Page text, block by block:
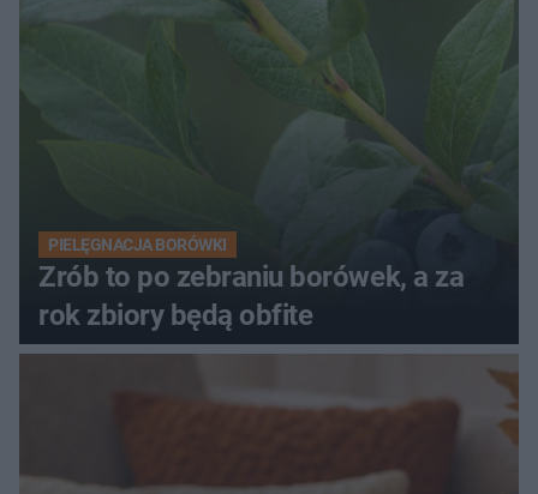
PIELĘGNACJA BORÓWKI
Zrób to po zebraniu borówek, a za
rok zbiory będą obfite